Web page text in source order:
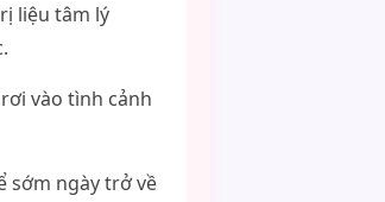
liệu tâm lý
vào tình cảnh
sớm ngày trở về